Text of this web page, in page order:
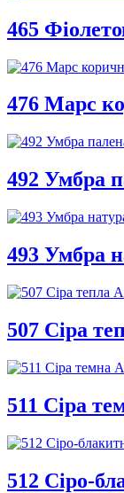
465
476 Марс
492 Умбра
493 Умбра
507 Сіра
511 Сіра
512 Сіро-